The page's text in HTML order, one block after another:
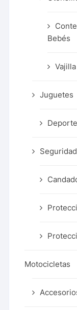
Bebés
Juguetes
Motocicletas